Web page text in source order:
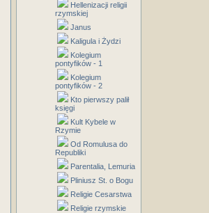
Hellenizacji religii
rzymskiej
Janus
Kaligula i Żydzi
Kolegium
pontyfików - 1
Kolegium
pontyfików - 2
Kto pierwszy palił
księgi
Kult Kybele w
Rzymie
Od Romulusa do
Republiki
Parentalia, Lemuria
Pliniusz St. o Bogu
Religie Cesarstwa
Religie rzymskie